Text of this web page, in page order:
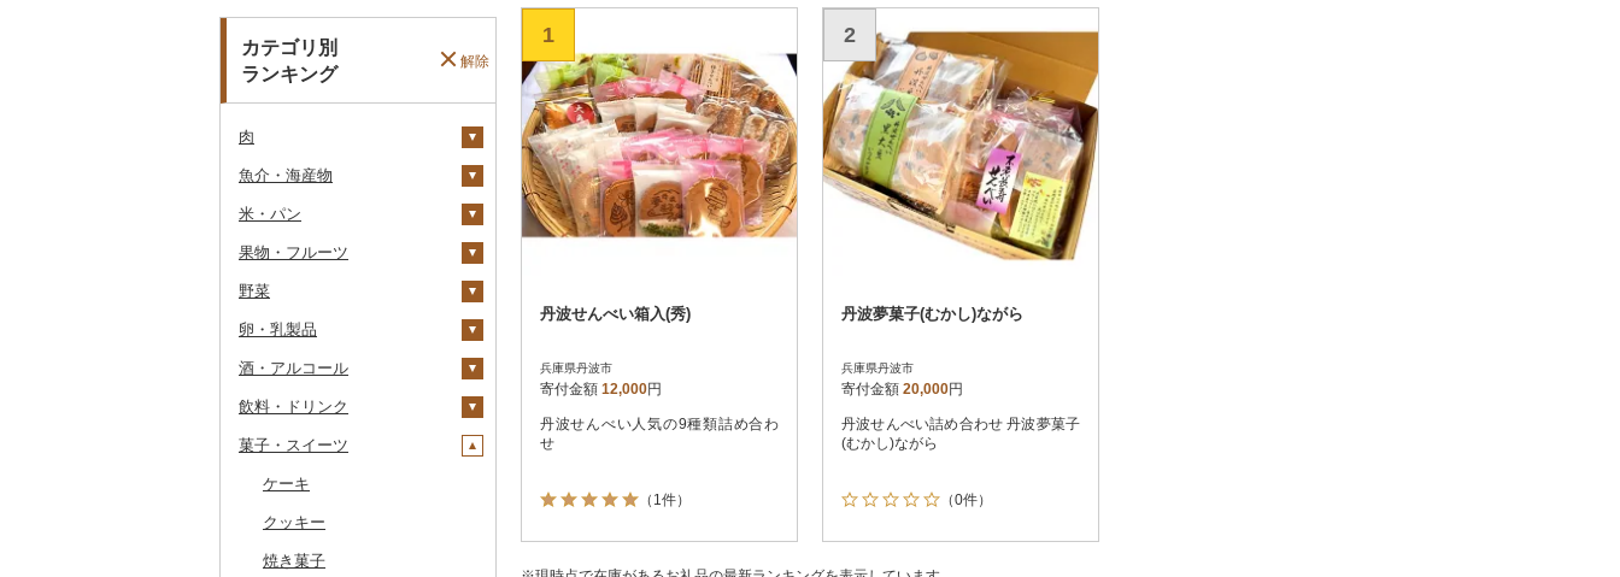
カテゴリ別
ランキング
解除
肉
牛肉（精肉）
ステーキ
すき焼き
焼肉
牛タン
和牛
黒毛和牛
白老牛
仙台牛
米沢牛
牛肉（加工品）
ハンバーグ
ローストビーフ
ビーフジャーキー
その他牛肉（加工品）
豚肉（精肉）
すき焼き
しゃぶしゃぶ
焼肉
アグー豚
その他豚肉（精肉）
豚肉（加工品）
ハンバーグ
もつ鍋
ハム
ソーセージ・ウインナ
鶏肉
鶏肉（精肉）
ハム・ソーセージ
唐揚げ
中津からあげ
水炊き
地鶏
鹿肉
馬肉
羊肉・ラム肉（ジンギス
魚介・海産物
カニ
ズワイガニ
毛ガニ
かにしゃぶ
その他カニ
エビ
ボタンエビ
伊勢海老
その他エビ
いくら
うに
明太子・たらこ
明太子
たらこ
その他魚卵
数の子
からすみ
キャビア
その他魚卵
貝
帆立（ホタテ）
鮑（アワビ）
牡蠣（カキ）
うなぎ
鮮魚
鮭・サーモン
イカ・タコ
米・パン
米
無洗米
玄米
金芽米
ゆめぴりか
つや姫
コシヒカリ
はえぬき
雑穀
餅
その他穀物加工品
パン
果物・フルーツ
ぶどう・マスカット
巨峰
ナガノパープル
ピオーネ
デラウェア
シャインマスカット
その他ぶどう・マスカ
いちご
りんご
もも
メロン
さくらんぼ
梨
和梨
マンゴー
野菜
いも
じゃがいも
さつまいも
その他いも
トマト
フルーツトマト
ミニトマト
その他トマト
玉ねぎ
ねぎ
とうもろこし
根菜
人参
アスパラガス
卵・乳製品
卵
チーズ
ヨーグルト
牛乳
バター
その他乳製品
酒・アルコール
ビール・発泡酒
ビール
発泡酒
地ビール・クラフトビ
日本酒
純米大吟醸
純米吟醸
大吟醸
焼酎
芋焼酎
麦焼酎
梅酒
泡盛
飲料・ドリンク
水・ミネラルウォーター
コーヒー・コーヒー豆
飲料
コーヒー豆
茶
飲料
果汁飲料
菓子・スイーツ
ケーキ
クッキー
焼き菓子
1
丹波せんべい箱入(秀)
兵庫県丹波市
寄付金額 12,000円
丹波せんべい人気の9種類詰め合わ
せ
（1件）
2
丹波夢菓子(むかし)ながら
兵庫県丹波市
寄付金額 20,000円
丹波せんべい詰め合わせ 丹波夢菓子
(むかし)ながら
（0件）